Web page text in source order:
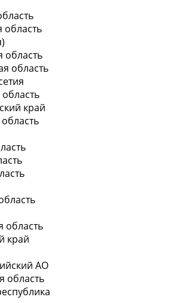
область
область
область
край
область
край
АО
область